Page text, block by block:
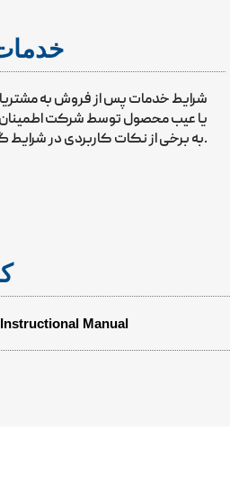
شرایط خدمات پس از فروش به
یا عیب محصول توسط شرکت
به برخی از نکات کاربردی در شرایط گارانتی ارائه شده است.
Manual